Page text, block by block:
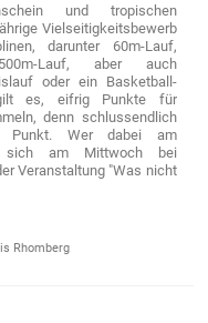
und tropischen
Vielseitigkeitsbewerb
darunter 60m-Lauf,
Lauf, aber auch
oder ein Basketball-
gilt es, eifrig Punkte für
denn schlussendlich
Punkt. Wer dabei am
sich am Mittwoch bei
Veranstaltung "Was nicht
Rhomberg